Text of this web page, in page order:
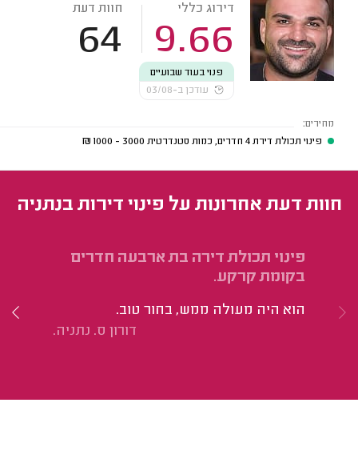
דירוג כללי
9.66
חוות דעת
64
פנוי בעוד שבועיים
עודכן ב-03/08
מחירים:
פינוי תכולת דירת 4 חדרים, כמות סטנדרטית
3000 - 1000
₪
חוות דעת אחרונות על פינוי דירות בנתניה
פינוי תכולת דירה בת ארבעה חדרים
בקומת קרקע.
הוא היה מעולה ממש, בחור טוב.
דורון ס. נתניה.